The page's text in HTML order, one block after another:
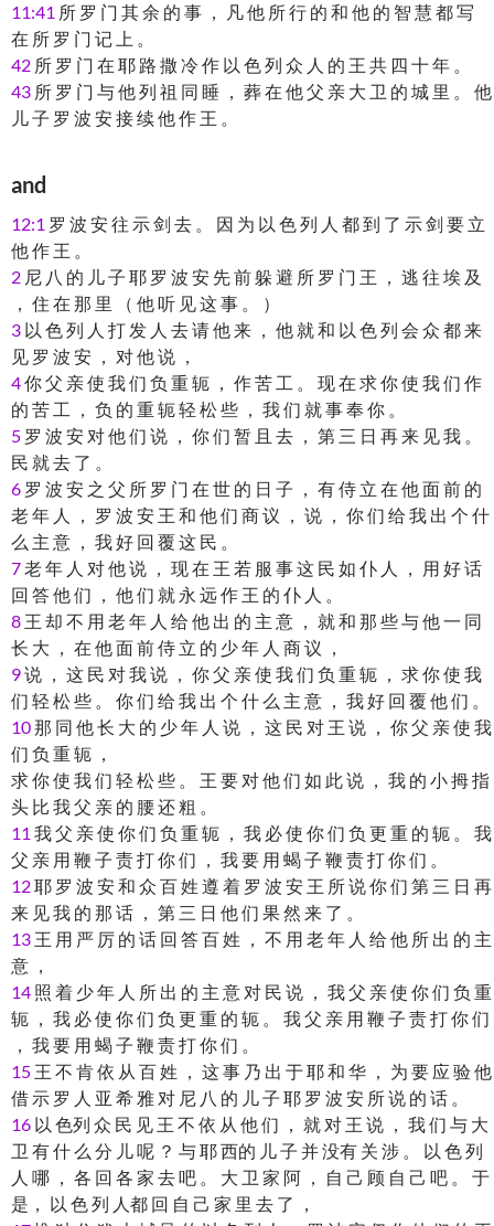
11:41 所 罗 门 其 余 的 事 ， 凡 他 所 行 的 和 他 的 智 慧 都 写
在 所 罗 门 记 上 。
42 所 罗 门 在 耶 路 撒 冷 作 以 色 列 众 人 的 王 共 四 十 年 。
43 所 罗 门 与 他 列 祖 同 睡 ， 葬 在 他 父 亲 大 卫 的 城 里 。 他
儿 子 罗 波 安 接 续 他 作 王 。
and
12:1 罗 波 安 往 示 剑 去 。 因 为 以 色 列 人 都 到 了 示 剑 要 立
他 作 王 。
2 尼 八 的 儿 子 耶 罗 波 安 先 前 躲 避 所 罗 门 王 ， 逃 往 埃 及
， 住 在 那 里 （ 他 听 见 这 事 。 ）
3 以 色 列 人 打 发 人 去 请 他 来 ， 他 就 和 以 色 列 会 众 都 来
见 罗 波 安 ， 对 他 说 ，
4你 父 亲 使 我 们 负 重 轭 ， 作 苦 工 。 现 在 求 你 使 我 们 作
的 苦 工 ， 负 的 重 轭 轻 松 些 ， 我 们 就 事 奉 你 。
5 罗 波 安 对 他 们 说 ， 你 们 暂 且 去 ， 第 三 日 再 来 见 我 。
民 就 去 了 。
6 罗 波 安 之 父 所 罗 门 在 世 的 日 子 ， 有 侍 立 在 他 面 前 的
老 年 人 ， 罗 波 安 王 和 他 们 商 议 ， 说 ， 你 们 给 我 出 个 什
么 主 意 ， 我 好 回 覆 这 民 。
7老 年 人 对 他 说 ， 现 在 王 若 服 事 这 民 如 仆 人 ， 用 好 话
回 答 他 们 ， 他 们 就 永 远 作 王 的 仆 人 。
8 王 却 不 用 老 年 人 给 他 出 的 主 意 ， 就 和 那 些 与 他 一 同
长 大 ， 在 他 面 前 侍 立 的 少 年 人 商 议 ，
9说 ， 这 民 对 我 说 ， 你 父 亲 使 我 们 负 重 轭 ， 求 你 使 我
们 轻 松 些 。 你 们 给 我 出 个 什 么 主 意 ， 我 好 回 覆 他 们 。
10那 同 他 长 大 的 少 年 人 说 ， 这 民 对 王 说 ， 你 父 亲 使 我
们 负 重 轭 ，
求 你 使 我 们 轻 松 些 。 王 要 对 他 们 如 此 说 ， 我 的 小 拇 指
头 比 我 父 亲 的 腰 还 粗 。
11 我 父 亲 使 你 们 负 重 轭 ， 我 必 使 你 们 负 更 重 的 轭 。 我
父 亲 用 鞭 子 责 打 你 们 ， 我 要 用 蝎 子 鞭 责 打 你 们 。
12耶 罗 波 安 和 众 百 姓 遵 着 罗 波 安 王 所 说 你 们 第 三 日 再
来 见 我 的 那 话 ， 第 三 日 他 们 果 然 来 了 。
13 王 用 严 厉 的 话 回 答 百 姓 ， 不 用 老 年 人 给 他 所 出 的 主
意 ，
14 照 着 少 年 人 所 出 的 主 意 对 民 说 ， 我 父 亲 使 你 们 负 重
轭 ， 我 必 使 你 们 负 更 重 的 轭 。 我 父 亲 用 鞭 子 责 打 你 们
， 我 要 用 蝎 子 鞭 责 打 你 们 。
15 王 不 肯 依 从 百 姓 ， 这 事 乃 出 于 耶 和 华 ， 为 要 应 验 他
借 示 罗 人 亚 希 雅 对 尼 八 的 儿 子 耶 罗 波 安 所 说 的 话 。
16 以 色列 众 民 见 王 不 依 从 他 们 ， 就 对 王 说 ， 我 们 与 大
卫 有 什 么 分 儿 呢 ？ 与 耶 西的 儿 子 并 没有 关 涉 。 以 色 列
人 哪 ， 各 回 各 家 去 吧 。 大 卫 家 阿 ， 自 己 顾 自 己 吧 。 于
是， 以 色 列 人都 回 自 己 家 里 去 了 ，